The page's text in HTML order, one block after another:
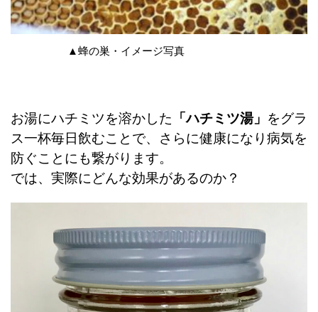
▲蜂の巣・イメージ写真
お湯にハチミツを溶かした 「ハチミツ湯」 をグラ
ス一杯毎日飲むことで、さらに健康になり病気を
防ぐことにも繋がります。
では、実際にどんな効果があるのか？